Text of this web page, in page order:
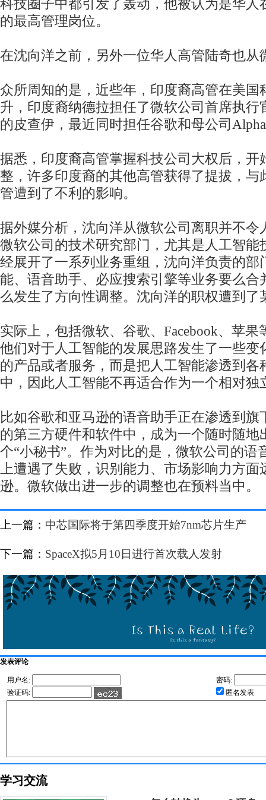
科技圈子中都引发了轰动，他被认为是华人
的最高管理岗位。
在沈向洋之前，另外一位华人高管陆奇也从
众所周知的是，近些年，印度裔高管在美国
升，印度裔纳德拉担任了微软公司首席执行
的皮查伊，最近同时担任谷歌和母公司
据悉，印度裔高管掌握科技公司大权后，开
整，许多印度裔的其他高管获得了提拔，与
管遭到了不利的影响。
据外媒分析，沈向洋从微软公司离职并不令
微软公司的技术研究部门，尤其是人工智能
经展开了一系列业务重组，沈向洋负责的部
能、语音助手、必应搜索引擎等业务要么合
么发生了方向性调整。沈向洋的职权遭到了
实际上，包括微软、谷歌、Facebook、苹
他们对于人工智能的发展思路发生了一些变
的产品或者服务，而是把人工智能渗透到各
中，因此人工智能不再适合作为一个相对独
比如谷歌和亚马逊的语音助手正在渗透到旗
的第三方硬件和软件中，成为一个随时随地
个“小秘书”。作为对比的是，微软公司的语
上遭遇了失败，识别能力、市场影响力方面
逊。微软做出进一步的调整也在预料当中。
上一篇： 中芯国际将于第四季度开始7nm芯片生产
下一篇： SpaceX拟5月10日进行首次载人发射
发表评论
用户名:
密码:
验证码:
匿名发表
学习交流